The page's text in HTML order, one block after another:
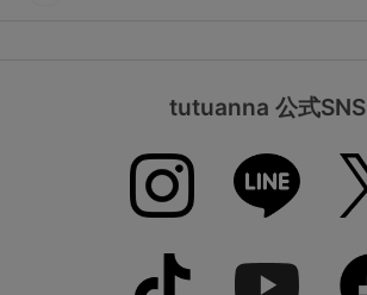
tutuanna 公式SNS